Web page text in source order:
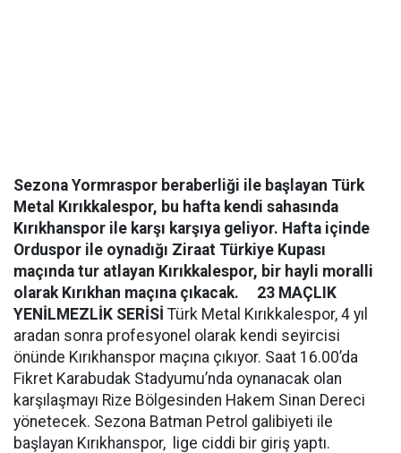
Sezona Yormraspor beraberliği ile başlayan Türk
Metal Kırıkkalespor, bu hafta kendi sahasında
Kırıkhanspor ile karşı karşıya geliyor. Hafta içinde
Orduspor ile oynadığı Ziraat Türkiye Kupası
maçında tur atlayan Kırıkkalespor, bir hayli moralli
olarak Kırıkhan maçına çıkacak.
23 MAÇLIK
YENİLMEZLİK SERİSİ Türk Metal Kırıkkalespor, 4 yıl
aradan sonra profesyonel olarak kendi seyircisi
önünde Kırıkhanspor maçına çıkıyor. Saat 16.00’da
Fikret Karabudak Stadyumu’nda oynanacak olan
karşılaşmayı Rize Bölgesinden Hakem Sinan Dereci
yönetecek. Sezona Batman Petrol galibiyeti ile
başlayan Kırıkhanspor, lige ciddi bir giriş yaptı.